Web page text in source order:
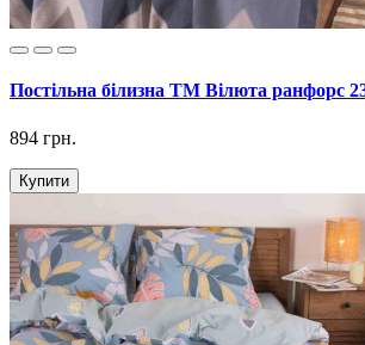
Постільна білизна ТМ Вілюта ранфорс
894 грн.
Купити